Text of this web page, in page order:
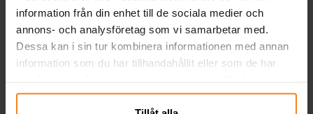
information från din enhet till de sociala medier och
annons- och analysföretag som vi samarbetar med.
Dessa kan i sin tur kombinera informationen med annan
information som du har tillhandahållit eller som de har
närsomhelst ändra ditt samtycke.